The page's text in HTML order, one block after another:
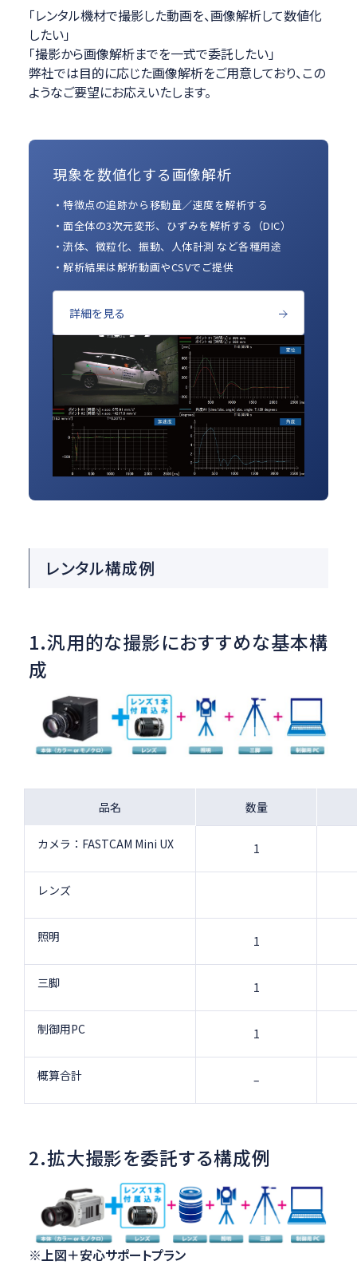
「レンタル機材で撮影した動画を、画像解析して数値化
したい」
「撮影から画像解析までを一式で委託したい」
弊社では目的に応じた画像解析をご用意しており、この
ようなご要望にお応えいたします。
現象を数値化する画像解析
・特徴点の追跡から移動量／速度を解析する
・面全体の3次元変形、ひずみを解析する（DIC）
・流体、微粒化、振動、人体計測 など各種用途
・解析結果は解析動画やCSVでご提供
詳細を見る
レンタル構成例
1.汎用的な撮影におすすめな基本構
成
品名 数量
カメラ：FASTCAM Mini UX 1
レンズ
照明 1
三脚 1
制御用PC 1
概算合計 –
2.拡大撮影を委託する構成例
※上図＋安心サポートプラン